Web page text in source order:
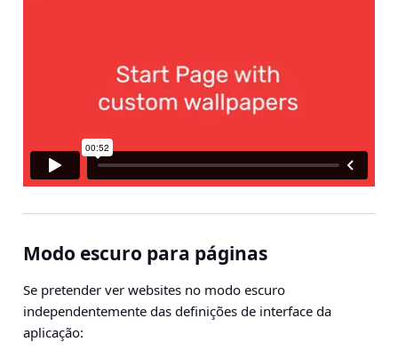
Modo escuro para páginas
Se pretender ver websites no modo escuro
independentemente das definições de interface da
aplicação: